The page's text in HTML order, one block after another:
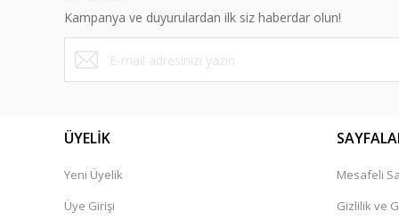
Ürün bilgilerinde hatalar bulunuyor.
Ürün fiyatı diğer sitelerden daha pahalı.
Bu ürüne benzer farklı alternatifler olmalı.
Kampanya ve duyurulardan ilk siz haberdar olun!
ÜYELİK
Yeni Üyelik
Üye Girişi
Mesafeli
Gizlilik ve